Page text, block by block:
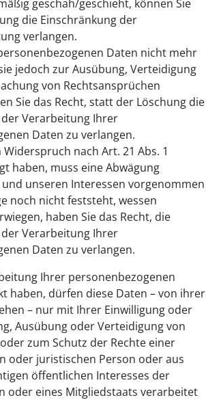
geschah/geschieht, können Sie
die Einschränkung der
verlangen.
Daten nicht mehr
jedoch zur Ausübung, Verteidigung
von Rechtsansprüchen
Sie das Recht, statt der Löschung die
Verarbeitung Ihrer
Daten zu verlangen.
Widerspruch nach Art. 21 Abs. 1
haben, muss eine Abwägung
unseren Interessen vorgenommen
noch nicht feststeht, wessen
haben Sie das Recht, die
Verarbeitung Ihrer
Daten zu verlangen.
Ihrer personenbezogenen
haben, dürfen diese Daten – von ihrer
– nur mit Ihrer Einwilligung oder
Ausübung oder Verteidigung von
zum Schutz der Rechte einer
oder juristischen Person oder aus
öffentlichen Interesses der
oder eines Mitgliedstaats verarbeitet